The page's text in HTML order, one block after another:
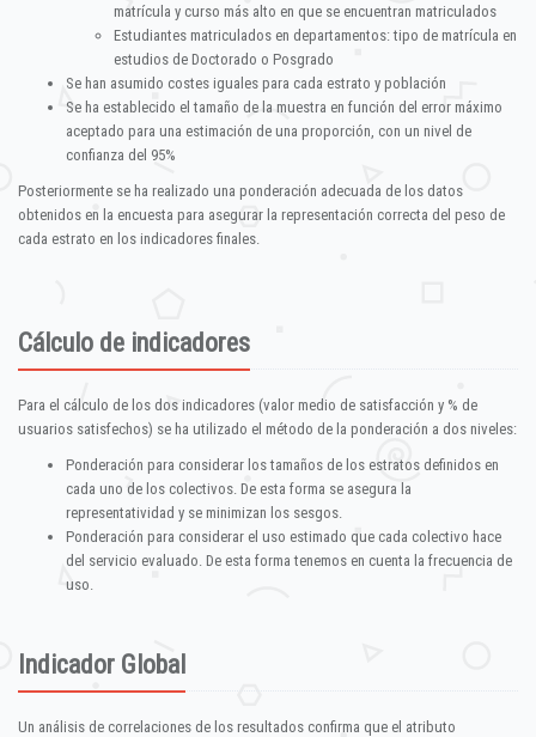
matrícula y curso más alto en que se encuentran matriculados
Estudiantes matriculados en departamentos: tipo de matrícula en
estudios de Doctorado o Posgrado
Se han asumido costes iguales para cada estrato y población
Se ha establecido el tamaño de la muestra en función del error máximo
aceptado para una estimación de una proporción, con un nivel de
confianza del 95%
Posteriormente se ha realizado una ponderación adecuada de los datos
obtenidos en la encuesta para asegurar la representación correcta del peso de
cada estrato en los indicadores finales.
Cálculo de indicadores
Para el cálculo de los dos indicadores (valor medio de satisfacción y % de
usuarios satisfechos) se ha utilizado el método de la ponderación a dos niveles:
Ponderación para considerar los tamaños de los estratos definidos en
cada uno de los colectivos. De esta forma se asegura la
representatividad y se minimizan los sesgos.
Ponderación para considerar el uso estimado que cada colectivo hace
del servicio evaluado. De esta forma tenemos en cuenta la frecuencia de
uso.
Indicador Global
Un análisis de correlaciones de los resultados confirma que el atributo